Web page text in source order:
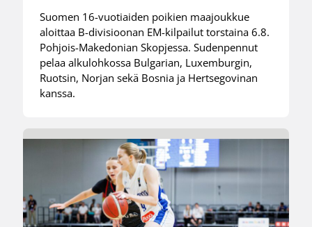
Suomen 16-vuotiaiden poikien maajoukkue
aloittaa B-divisioonan EM-kilpailut torstaina 6.8.
Pohjois-Makedonian Skopjessa. Sudenpennut
pelaa alkulohkossa Bulgarian, Luxemburgin,
Ruotsin, Norjan sekä Bosnia ja Hertsegovinan
kanssa.